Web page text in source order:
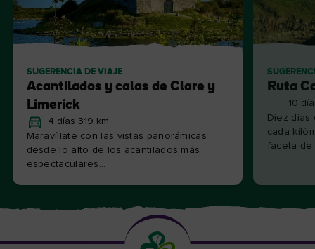
SUGERENCIA DE VIAJE
Acantilados y calas de Clare y
Limerick
4 días 319 km
Maravíllate con las vistas panorámicas
desde lo alto de los acantilados más
espectaculares...
Ruta
10
Diez días
cada
faceta de